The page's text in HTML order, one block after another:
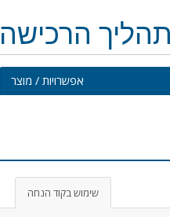
הרכישה
אפשרויות / מוצר
שימוש בקוד הנחה